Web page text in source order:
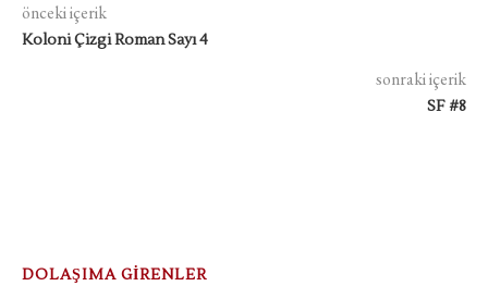
önceki içerik
Koloni Çizgi Roman Sayı 4
sonraki içerik
SF #8
DOLAŞIMA GİRENLER